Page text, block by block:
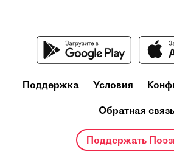
Поддержка Условия
Обратная связь
Поддержать